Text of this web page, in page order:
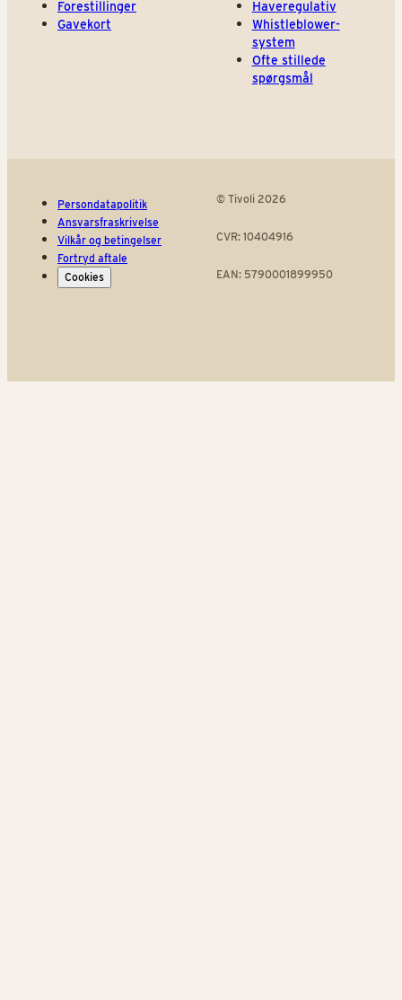
Forestillinger
Gavekort
Haveregulativ
Whistleblower-
system
Ofte stillede
spørgsmål
Persondatapolitik
Ansvarsfraskrivelse
Vilkår og betingelser
Fortryd aftale
Cookies
© Tivoli 2026
CVR: 10404916
EAN: 5790001899950